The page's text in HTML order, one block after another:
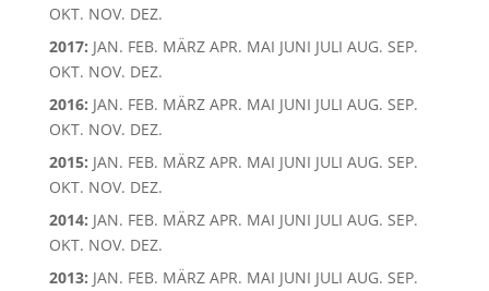
OKT. NOV. DEZ.
2017: JAN. FEB. MÄRZ APR. MAI JUNI JULI AUG. SEP.
OKT. NOV. DEZ.
2016: JAN. FEB. MÄRZ APR. MAI JUNI JULI AUG. SEP.
OKT. NOV. DEZ.
2015: JAN. FEB. MÄRZ APR. MAI JUNI JULI AUG. SEP.
OKT. NOV. DEZ.
2014: JAN. FEB. MÄRZ APR. MAI JUNI JULI AUG. SEP.
OKT. NOV. DEZ.
2013: JAN. FEB. MÄRZ APR. MAI JUNI JULI AUG. SEP.